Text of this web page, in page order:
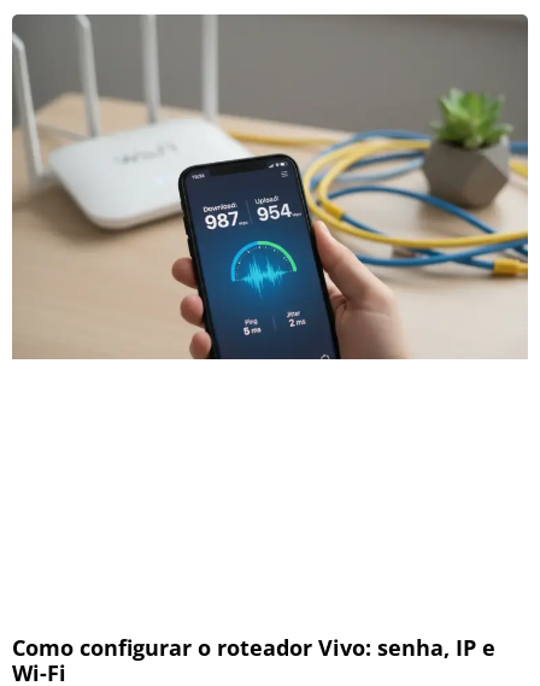
Como configurar o roteador Vivo: senha, IP e
Wi-Fi